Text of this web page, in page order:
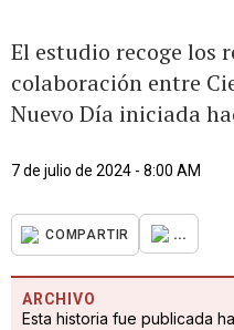
El estudio recoge los
colaboración entre
Nuevo Día iniciada
7 de julio de 2024 - 8:00 AM
COMPARTIR ...
ARCHIVO
Esta historia fue publicada